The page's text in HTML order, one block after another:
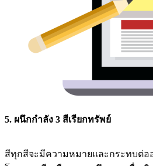
5. ผนึกกำลัง 3 สีเรียกทรัพย์
สีทุกสีจะมีความหมายและกระทบต่อ